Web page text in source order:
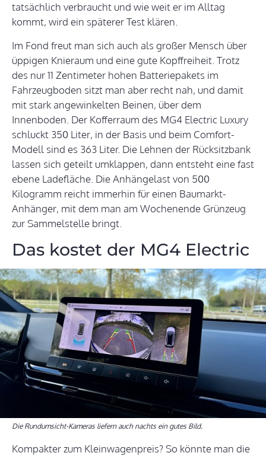
tatsächlich verbraucht und wie weit er im Alltag
kommt, wird ein späterer Test klären.
Im Fond freut man sich auch als großer Mensch über
üppigen Knieraum und eine gute Kopffreiheit. Trotz
des nur 11 Zentimeter hohen Batteriepakets im
Fahrzeugboden sitzt man aber recht nah, und damit
mit stark angewinkelten Beinen, über dem
Innenboden. Der Kofferraum des MG4 Electric Luxury
schluckt 350 Liter, in der Basis und beim Comfort-
Modell sind es 363 Liter. Die Lehnen der Rücksitzbank
lassen sich geteilt umklappen, dann entsteht eine fast
ebene Ladefläche. Die Anhängelast von 500
Kilogramm reicht immerhin für einen Baumarkt-
Anhänger, mit dem man am Wochenende Grünzeug
zur Sammelstelle bringt.
Das kostet der MG4 Electric
Die Rundumsicht-Kameras liefern auch nachts ein gutes Bild.
Kompakter zum Kleinwagenpreis? So könnte man die